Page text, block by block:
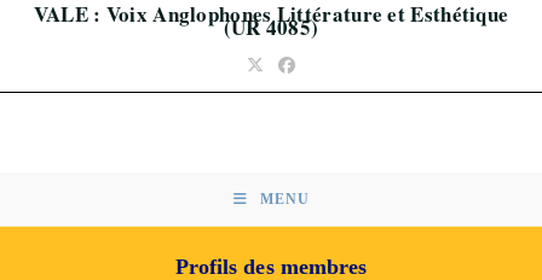
VALE : Voix Anglophones Littérature et Esthétique
(UR 4085)
MENU
Profils des membres